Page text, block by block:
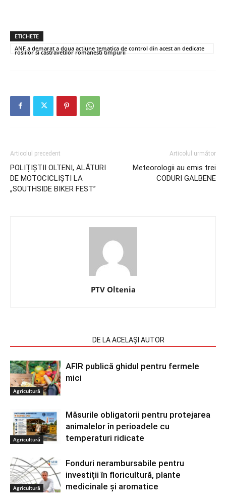
ETICHETE
ANF a demarat a doua actiune tematica de control din acest an dedicate
rosiilor si castravetilor romanesti timpurii
Articolul precedent
POLIȚIȘTII OLTENI, ALĂTURI
DE MOTOCICLIȘTI LA
„SOUTHSIDE BIKER FEST”
Articolul următor
Meteorologii au emis trei
CODURI GALBENE
PTV Oltenia
DE LA ACELAȘI AUTOR
Agricultură
AFIR publică ghidul pentru fermele
mici
Agricultură
Măsurile obligatorii pentru protejarea
animalelor în perioadele cu
temperaturi ridicate
Agricultură
Fonduri nerambursabile pentru
investiții în floricultură, plante
medicinale și aromatice